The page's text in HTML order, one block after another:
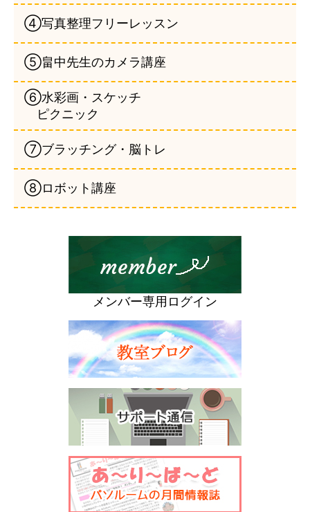
④写真整理フリーレッスン
⑤畠中先生のカメラ講座
⑥水彩画・スケッチ
ピクニック
⑦ブラッチング・脳トレ
⑧ロボット講座
メンバー専用ログイン